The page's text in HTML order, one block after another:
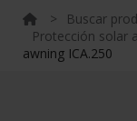
> Buscar
Protección solar
awning ICA.250